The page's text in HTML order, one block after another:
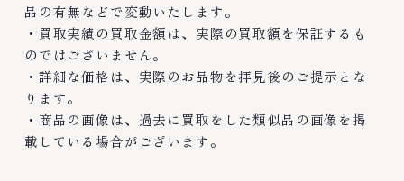
品の有無などで変動いたします。
・買取実績の買取金額は、実際の買取額を保証するも
のではございません。
・詳細な価格は、実際のお品物を拝見後のご提示とな
ります。
・商品の画像は、過去に買取をした類似品の画像を掲
載している場合がございます。